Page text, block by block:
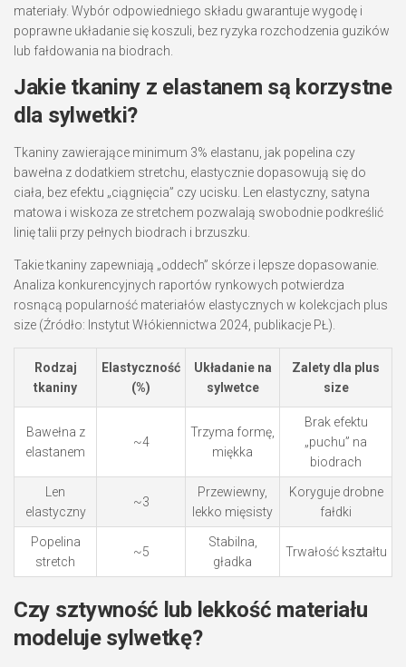
materiały. Wybór odpowiedniego składu gwarantuje wygodę i
poprawne układanie się koszuli, bez ryzyka rozchodzenia guzików
lub fałdowania na biodrach.
Jakie tkaniny z elastanem są korzystne
dla sylwetki?
Tkaniny zawierające minimum 3% elastanu, jak popelina czy
bawełna z dodatkiem stretchu, elastycznie dopasowują się do
ciała, bez efektu „ciągnięcia” czy ucisku. Len elastyczny, satyna
matowa i wiskoza ze stretchem pozwalają swobodnie podkreślić
linię talii przy pełnych biodrach i brzuszku.
Takie tkaniny zapewniają „oddech” skórze i lepsze dopasowanie.
Analiza konkurencyjnych raportów rynkowych potwierdza
rosnącą popularność materiałów elastycznych w kolekcjach plus
size (Źródło: Instytut Włókiennictwa 2024, publikacje PŁ).
Rodzaj
tkaniny
Elastyczność
(%)
Układanie na
sylwetce
Zalety dla plus
size
Bawełna z
elastanem
~4
Trzyma formę,
miękka
Brak efektu
„puchu” na
biodrach
Len
elastyczny
~3
Przewiewny,
lekko mięsisty
Koryguje drobne
fałdki
Popelina
stretch
~5
Stabilna,
gładka
Trwałość kształtu
Czy sztywność lub lekkość materiału
modeluje sylwetkę?